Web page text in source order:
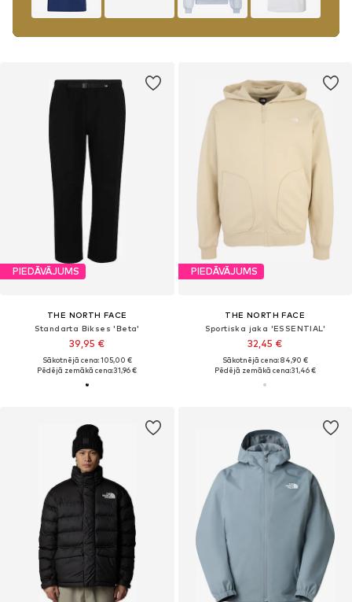
PIEDĀVĀJUMS
THE NORTH FACE
Standarta Bikses 'Beta'
39,95 €
Sākotnējā cena: 105,00 €
Pēdējā zemākā cena:31,96 €
PIEDĀVĀJUMS
THE NORTH FACE
Sportiska jaka 'ESSENTIAL'
32,45 €
Sākotnējā cena: 84,90 €
Pēdējā zemākā cena:31,46 €